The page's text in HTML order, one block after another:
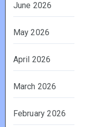
June 2026
May 2026
April 2026
March 2026
February 2026